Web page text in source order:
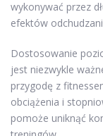
wykonywać przez
efektów
Dostosowanie
jest niezwykle
przygodę z
obciążenia i
pomoże uniknąć